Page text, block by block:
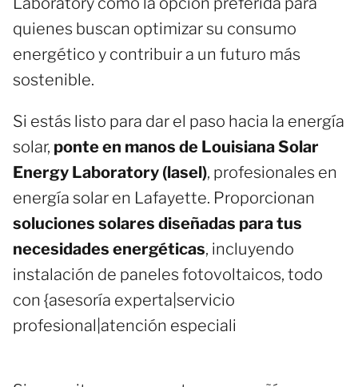
quienes buscan optimizar su consumo
energético y contribuir a un futuro más
sostenible.
Si estás listo para dar el paso hacia la energía
solar, ponte en manos de Louisiana Solar
Energy Laboratory (lasel), profesionales en
energía solar en Lafayette. Proporcionan
soluciones solares diseñadas para tus
necesidades energéticas, incluyendo
instalación de paneles fotovoltaicos, todo
con {asesoría experta|servicio
profesional|atención especiali